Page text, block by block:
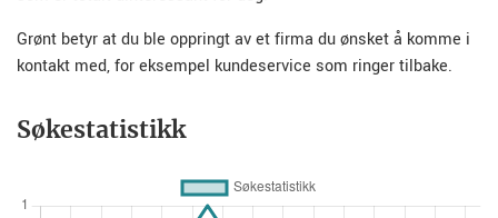
Grønt betyr at du ble oppringt av et firma du ønsket å komme i
kontakt med, for eksempel kundeservice som ringer tilbake.
Søkestatistikk